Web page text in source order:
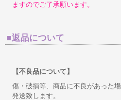
ますのでご了承願います。
■返品について
【不良品について】
傷・破損等、商品に不良があった
発送致します。